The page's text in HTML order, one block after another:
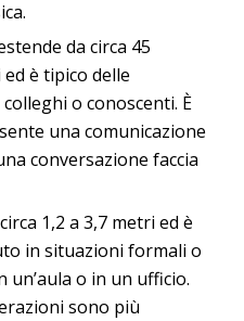
da circa 45
è tipico delle
o conoscenti. È
una comunicazione
conversazione faccia
1,2 a 3,7 metri ed è
in situazioni formali o
un’aula o in un ufficio.
sono più